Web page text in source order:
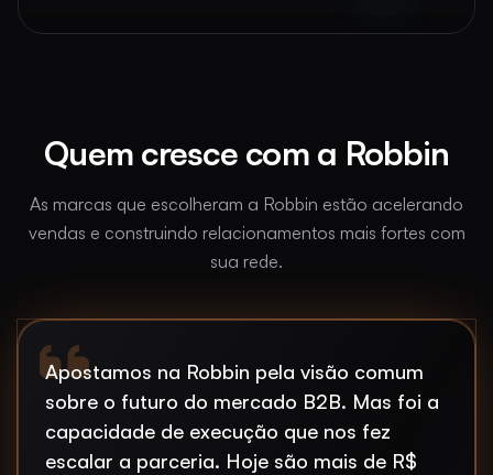
Quem cresce com a Robbin
As marcas que escolheram a Robbin estão acelerando
vendas e construindo relacionamentos mais fortes com
sua rede.
Apostamos na Robbin pela visão comum
sobre o futuro do mercado B2B. Mas foi a
capacidade de execução que nos fez
escalar a parceria. Hoje são mais de R$